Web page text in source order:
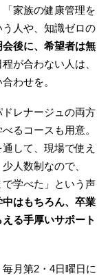
家族の健康管理を
人や、知識ゼロの
会後に、希望者は無
が合わない人は、
わせを。
レナージュの両方
るコースも用意。
して、現場で使え
人数制なので、
で学べた」という声
中はもちろん、卒業
る手厚いサポート
月第2・4日曜日に